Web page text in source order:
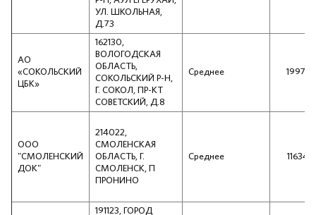
УЛ. ШКОЛЬНАЯ,
Д.73
АО
«СОКОЛЬСКИЙ
ЦБК»
162130,
ВОЛОГОДСКАЯ
ОБЛАСТЬ,
СОКОЛЬСКИЙ Р-Н,
Г. СОКОЛ, ПР-КТ
СОВЕТСКИЙ, Д.8
Среднее
ООО
"СМОЛЕНСКИЙ
ДОК"
214022,
СМОЛЕНСКАЯ
ОБЛАСТЬ, Г.
СМОЛЕНСК, П
ПРОНИНО
Среднее
191123, ГОРОД